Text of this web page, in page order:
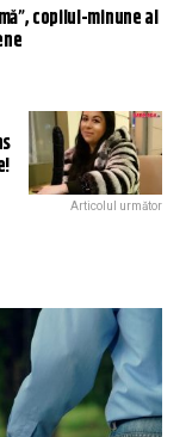
copilul-minune al
Articolul următor